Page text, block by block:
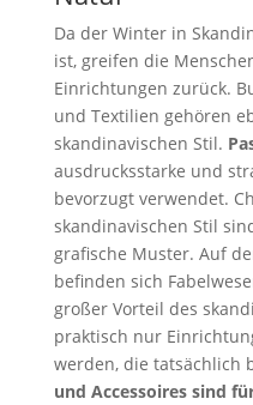
Da der Winter in
ist, greifen die
Einrichtungen zurück.
und Textilien gehören
skandinavischen Stil.
ausdrucksstarke und
bevorzugt verwendet.
skandinavischen Stil
grafische Muster. Auf
befinden sich
großer Vorteil des
praktisch nur
werden, die tatsächlich
und Accessoires sind